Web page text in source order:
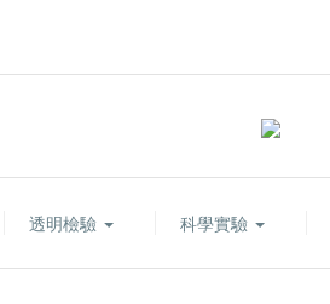
透明檢驗 科學實驗